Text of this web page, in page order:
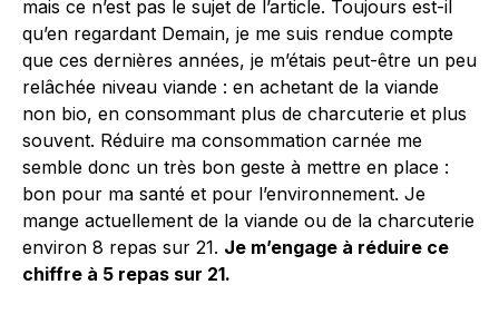
mais ce n’est pas le sujet de l’article. Toujours est-il
qu’en regardant Demain, je me suis rendue compte
que ces dernières années, je m’étais peut-être un peu
relâchée niveau viande : en achetant de la viande
non bio, en consommant plus de charcuterie et plus
souvent. Réduire ma consommation carnée me
semble donc un très bon geste à mettre en place :
bon pour ma santé et pour l’environnement. Je
mange actuellement de la viande ou de la charcuterie
environ 8 repas sur 21. Je m’engage à réduire ce
chiffre à 5 repas sur 21.